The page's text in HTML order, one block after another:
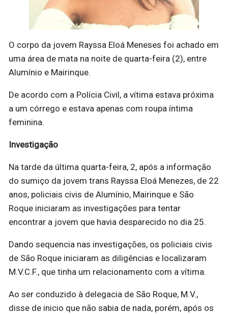
O corpo da jovem Rayssa Eloá Meneses foi achado em
uma área de mata na noite de quarta-feira (2), entre
Alumínio e Mairinque.
De acordo com a Polícia Civil, a vítima estava próxima
a um córrego e estava apenas com roupa íntima
feminina.
Investigação
Na tarde da última quarta-feira, 2, após a informação
do sumiço da jovem trans Rayssa Eloá Menezes, de 22
anos, policiais civis de Alumínio, Mairinque e São
Roque iniciaram as investigações para tentar
encontrar a jovem que havia desparecido no dia 25.
Dando sequencia nas investigações, os policiais civis
de São Roque iniciaram as diligências e localizaram
M.V.C.F., que tinha um relacionamento com a vítima.
Ao ser conduzido à delegacia de São Roque, M.V.,
disse de inicio que não sabia de nada, porém, após os